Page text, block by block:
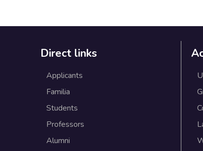
Direct links
Applicants
Familia
Students
Professors
Alumni